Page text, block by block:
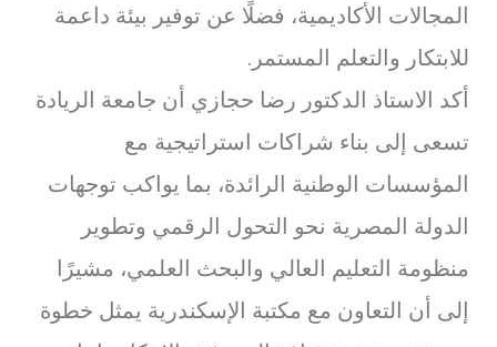
المجالات الأكاديمية، فضلًا عن توفير بيئة داعمة
للابتكار والتعلم المستمر.
أكد الاستاذ الدكتور رضا حجازي أن جامعة الريادة
تسعى إلى بناء شراكات استراتيجية مع
المؤسسات الوطنية الرائدة، بما يواكب توجهات
الدولة المصرية نحو التحول الرقمي وتطوير
منظومة التعليم العالي والبحث العلمي، مشيرًا
إلى أن التعاون مع مكتبة الإسكندرية يمثل خطوة